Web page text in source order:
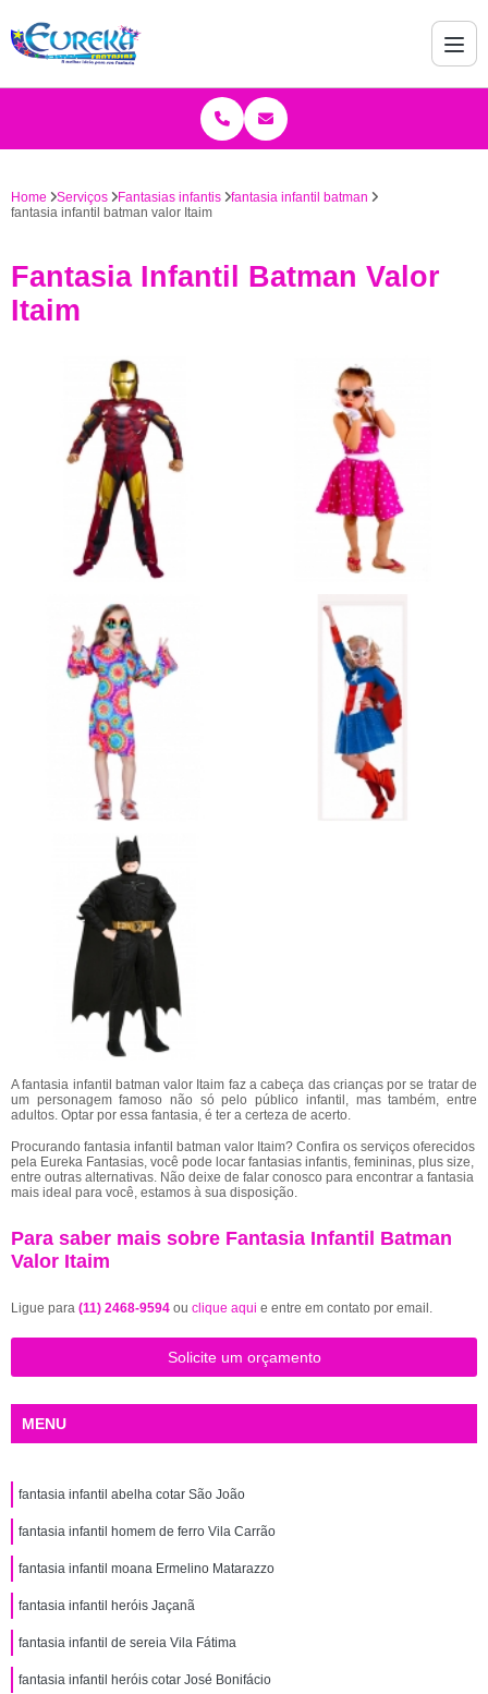
Home Serviços Fantasias infantis
fantasia infantil batman
fantasia infantil batman valor Itaim
Fantasia Infantil Batman Valor
Itaim
A fantasia infantil batman valor Itaim faz a cabeça das crianças por se tratar de
um personagem famoso não só pelo público infantil, mas também, entre
adultos. Optar por essa fantasia, é ter a certeza de acerto.
Procurando fantasia infantil batman valor Itaim? Confira os serviços oferecidos
pela Eureka Fantasias, você pode locar fantasias infantis, femininas, plus size,
entre outras alternativas. Não deixe de falar conosco para encontrar a fantasia
mais ideal para você, estamos à sua disposição.
Para saber mais sobre Fantasia Infantil Batman
Valor Itaim
Ligue para (11) 2468-9594 ou clique aqui e entre em contato por email.
Solicite um orçamento
MENU
fantasia infantil abelha cotar São João
fantasia infantil homem de ferro Vila Carrão
fantasia infantil moana Ermelino Matarazzo
fantasia infantil heróis Jaçanã
fantasia infantil de sereia Vila Fátima
fantasia infantil heróis cotar José Bonifácio